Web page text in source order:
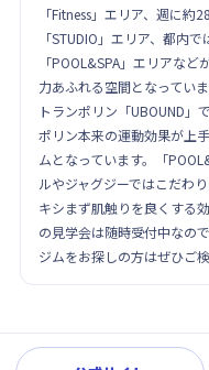
「Fitness」エリア、週に約
「STUDIO」エリア、都内
「POOL&SPA」エリアな
力あふれる空間となってい
トランポリン「UBOUND」
ポリン本来の運動効果が上
ムとなっています。「
ルやジャグジーではこだわ
キシまず肌触りを良くする
の見学会は随時受付中なの
ジムをお探しの方はぜひご